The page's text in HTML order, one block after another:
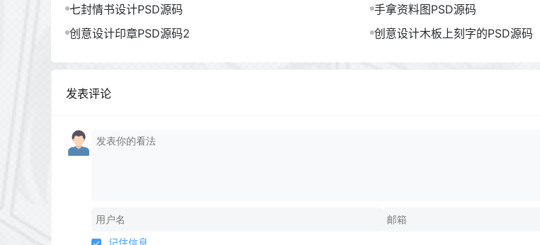
七封情书设计PSD源码
手拿资料图PSD源码
创意设计印章PSD源码2
创意设计木板上刻字的PSD源码
发表评论